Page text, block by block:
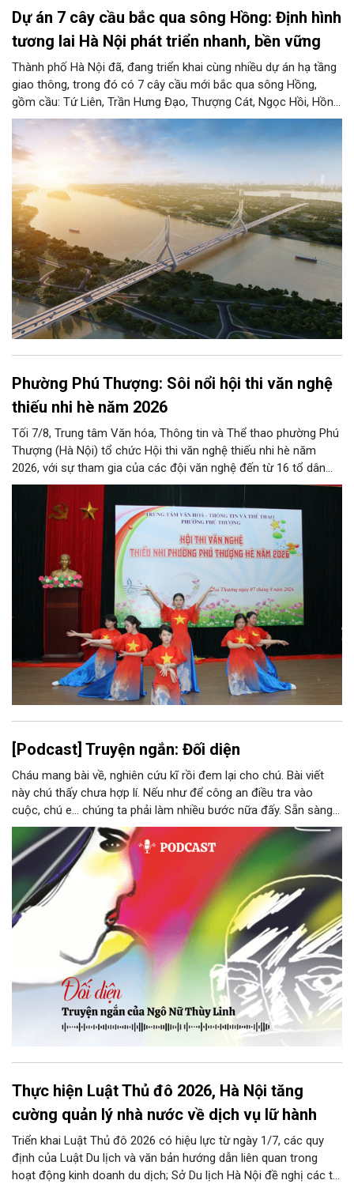
Dự án 7 cây cầu bắc qua sông Hồng: Định hình
tương lai Hà Nội phát triển nhanh, bền vững
Thành phố Hà Nội đã, đang triển khai cùng nhiều dự án hạ tầng
giao thông, trong đó có 7 cây cầu mới bắc qua sông Hồng,
gồm cầu: Tứ Liên, Trần Hưng Đạo, Thượng Cát, Ngọc Hồi, Hồng
Hà, Mễ Sở và Vân Phúc. 7 cây cầu này vừa giải bài toán hạ tầng
giao thông Thủ đô, vừa thể hiện tầm nhìn chiến lược và cuộc
cách mạng không gian để định hình tương lai phát triển bền
vững Thủ đô trong kỷ nguyên mới.
Phường Phú Thượng: Sôi nổi hội thi văn nghệ
thiếu nhi hè năm 2026
Tối 7/8, Trung tâm Văn hóa, Thông tin và Thể thao phường Phú
Thượng (Hà Nội) tổ chức Hội thi văn nghệ thiếu nhi hè năm
2026, với sự tham gia của các đội văn nghệ đến từ 16 tổ dân
phố trên địa bàn.
[Podcast] Truyện ngắn: Đối diện
Cháu mang bài về, nghiên cứu kĩ rồi đem lại cho chú. Bài viết
này chú thấy chưa hợp lí. Nếu như để công an điều tra vào
cuộc, chú e… chúng ta phải làm nhiều bước nữa đấy. Sẵn sàng
thì tiếp tục nhé! Chú Minh cầm tập bài viết đưa lại cho Thy. Cô
ngại ngùng đỡ lấy. Đây là lần thứ ba, loạt bài phóng sự của mình
bị Tổng biên tập kêu lên để trả lại...
Thực hiện Luật Thủ đô 2026, Hà Nội tăng
cường quản lý nhà nước về dịch vụ lữ hành
Triển khai Luật Thủ đô 2026 có hiệu lực từ ngày 1/7, các quy
định của Luật Du lịch và văn bản hướng dẫn liên quan trong
hoạt động kinh doanh du dịch; Sở Du lịch Hà Nội đề nghị các tổ